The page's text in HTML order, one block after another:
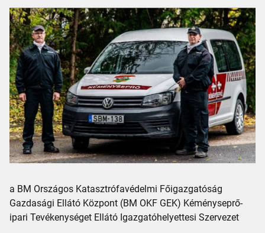
a BM Országos Katasztrófavédelmi Főigazgatóság
Gazdasági Ellátó Központ (BM OKF GEK) Kéményseprő-
ipari Tevékenységet Ellátó Igazgatóhelyettesi Szervezet